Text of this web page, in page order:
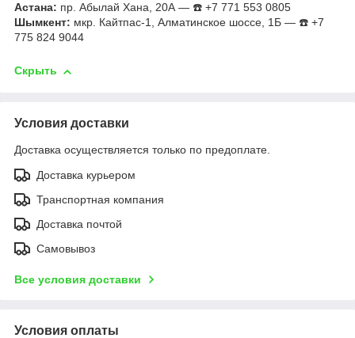
Астана: пр. Абылай Хана, 20А — ☎️ +7 771 553 0805
Шымкент: мкр. Кайтпас-1, Алматинское шоссе, 1Б — ☎️ +7
775 824 9044
Скрыть
Условия доставки
Доставка осуществляется только по предоплате.
Доставка курьером
Транспортная компания
Доставка почтой
Самовывоз
Все условия доставки
Условия оплаты